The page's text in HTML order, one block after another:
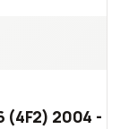
(4F2) 2004 -